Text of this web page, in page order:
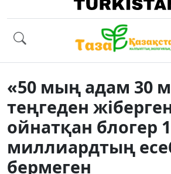
«50 мың адам 30
теңгеден
ойнатқан блогер
миллиардтың
бермеген